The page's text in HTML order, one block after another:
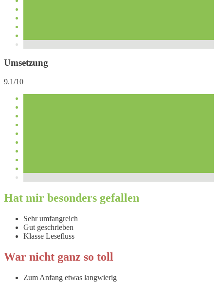
Umsetzung
9.1/10
Hat mir besonders gefallen
Sehr umfangreich
Gut geschrieben
Klasse Lesefluss
War nicht ganz so toll
Zum Anfang etwas langwierig